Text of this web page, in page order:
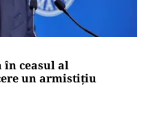
lacătul în România.
pe lună